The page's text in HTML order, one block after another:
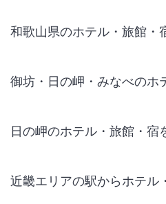
和歌山県のホテル・旅館・
御坊・日の岬・みなべのホ
日の岬のホテル・旅館・宿
近畿エリアの駅からホテル